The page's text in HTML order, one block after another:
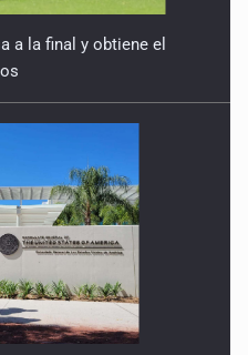
a la final y obtiene el